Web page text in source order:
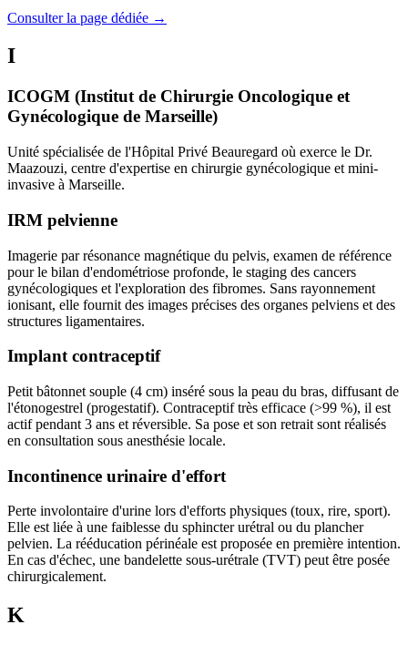
Consulter la page dédiée →
I
ICOGM (Institut de Chirurgie Oncologique et
Gynécologique de Marseille)
Unité spécialisée de l'Hôpital Privé Beauregard où exerce le Dr.
Maazouzi, centre d'expertise en chirurgie gynécologique et mini-
invasive à Marseille.
IRM pelvienne
Imagerie par résonance magnétique du pelvis, examen de référence
pour le bilan d'endométriose profonde, le staging des cancers
gynécologiques et l'exploration des fibromes. Sans rayonnement
ionisant, elle fournit des images précises des organes pelviens et des
structures ligamentaires.
Implant contraceptif
Petit bâtonnet souple (4 cm) inséré sous la peau du bras, diffusant de
l'étonogestrel (progestatif). Contraceptif très efficace (>99 %), il est
actif pendant 3 ans et réversible. Sa pose et son retrait sont réalisés
en consultation sous anesthésie locale.
Incontinence urinaire d'effort
Perte involontaire d'urine lors d'efforts physiques (toux, rire, sport).
Elle est liée à une faiblesse du sphincter urétral ou du plancher
pelvien. La rééducation périnéale est proposée en première intention.
En cas d'échec, une bandelette sous-urétrale (TVT) peut être posée
chirurgicalement.
K